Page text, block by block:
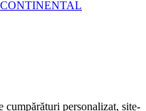
CONTINENTAL
cumpărături personalizat, site-